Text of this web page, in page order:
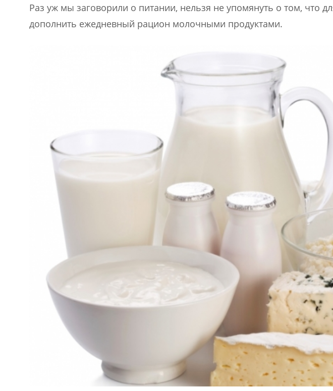
Раз уж мы заговорили о питании, нельзя не упомянуть о том, что
дополнить ежедневный рацион молочными продуктами.